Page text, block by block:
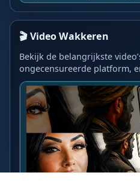
🎬 Video Wakkeren
Bekijk de belangrijkste
ongecensureerde platform,